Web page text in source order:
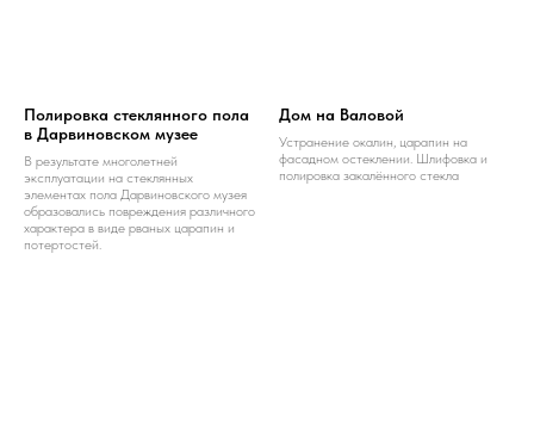
Полировка стеклянного пола
в Дарвиновском музее
В результате многолетней
эксплуатации на стеклянных
элементах пола Дарвиновского музея
образовались повреждения различного
характера в виде рваных царапин и
потертостей.
Дом на Валовой
Устранение окалин, царапин на
фасадном остеклении. Шлифовка и
полировка закалённого стекла